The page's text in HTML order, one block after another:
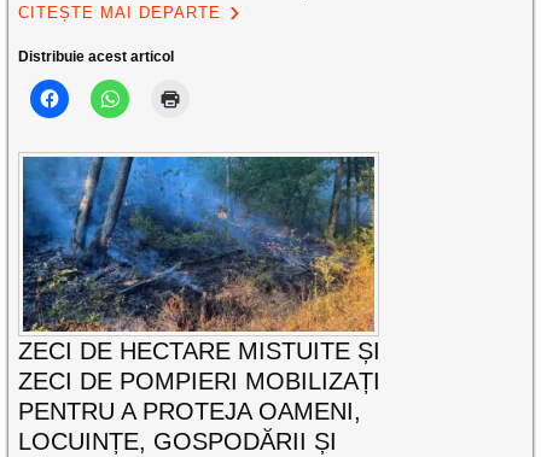
CITEȘTE MAI DEPARTE
Distribuie acest articol
ZECI DE HECTARE MISTUITE ȘI
ZECI DE POMPIERI MOBILIZAȚI
PENTRU A PROTEJA OAMENI,
LOCUINȚE, GOSPODĂRII ȘI